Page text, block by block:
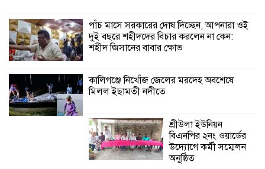
শ্যামনগরে জলবায়ু সহনশীল জনগোষ্ঠী গঠনে
পাঁচ মাসে সরকারের দোষ দিচ্ছেন, আপনারা ওই
দুই বছরে শহীদদের বিচার করলেন না কেন:
শহীদ জিসানের বাবার ক্ষোভ
কালিগঞ্জে নিখোঁজ জেলের মরদেহ অবশেষে
মিলল ইছামতী নদীতে
শ্রীউলা ইউনিয়ন
বিএনপির ২নং ওয়ার্ডের
উদ্যোগে কর্মী সম্মেলন
অনুষ্ঠিত